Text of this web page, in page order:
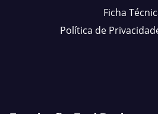
Ficha
Política de